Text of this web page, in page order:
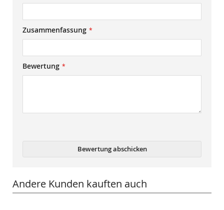
Zusammenfassung
Bewertung
Bewertung abschicken
Andere Kunden kauften auch